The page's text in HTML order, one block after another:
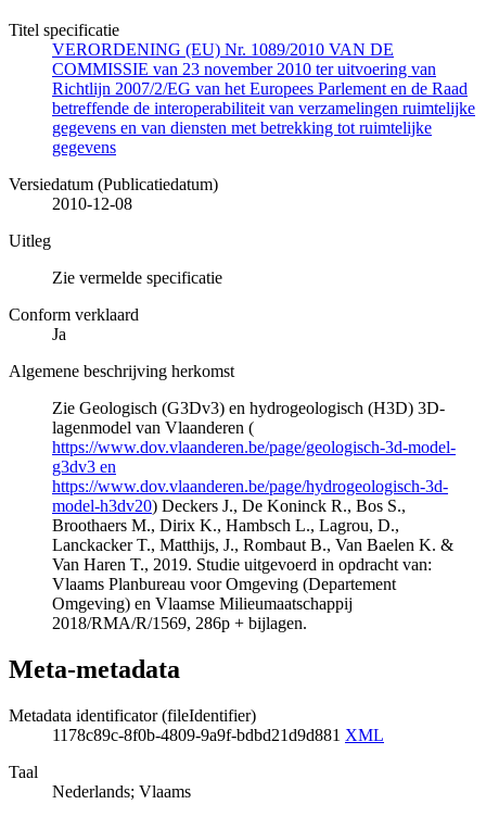
Titel specificatie
VERORDENING (EU) Nr. 1089/2010 VAN DE
COMMISSIE van 23 november 2010 ter uitvoering van
Richtlijn 2007/2/EG van het Europees Parlement en de Raad
betreffende de interoperabiliteit van verzamelingen ruimtelijke
gegevens en van diensten met betrekking tot ruimtelijke
gegevens
Versiedatum (Publicatiedatum)
2010-12-08
Uitleg
Zie vermelde specificatie
Conform verklaard
Ja
Algemene beschrijving herkomst
Zie Geologisch (G3Dv3) en hydrogeologisch (H3D) 3D-
lagenmodel van Vlaanderen (
https://www.dov.vlaanderen.be/page/geologisch-3d-model-
g3dv3 en
https://www.dov.vlaanderen.be/page/hydrogeologisch-3d-
model-h3dv20) Deckers J., De Koninck R., Bos S.,
Broothaers M., Dirix K., Hambsch L., Lagrou, D.,
Lanckacker T., Matthijs, J., Rombaut B., Van Baelen K. &
Van Haren T., 2019. Studie uitgevoerd in opdracht van:
Vlaams Planbureau voor Omgeving (Departement
Omgeving) en Vlaamse Milieumaatschappij
2018/RMA/R/1569, 286p + bijlagen.
Meta-metadata
Metadata identificator (fileIdentifier)
1178c89c-8f0b-4809-9a9f-bdbd21d9d881 XML
Taal
Nederlands; Vlaams